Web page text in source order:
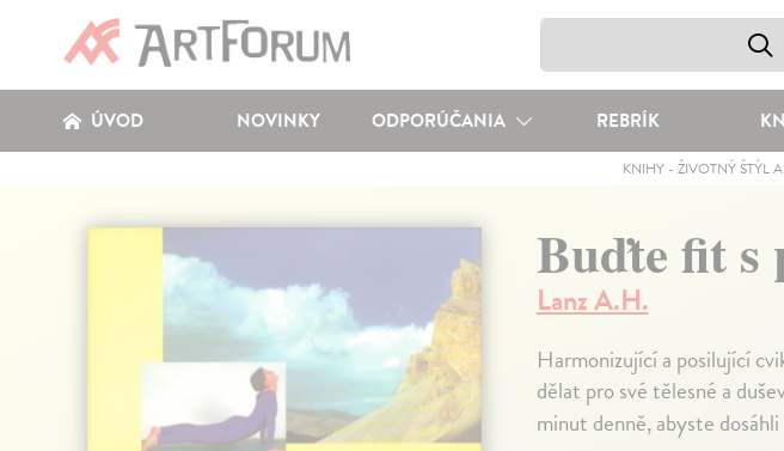
ÚVOD NOVINKY ODPORÚČANIA REBRÍK
KNIHY -ŽIVOTNÝ ŠTÝL
Buďte fit s
Lanz A.H.
Harmonizující a posilující
dělat pro své tělesné a
minut denně, abyste